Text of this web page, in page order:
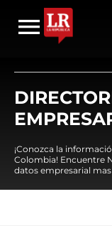
¡Conozca la
Colombia! Encuentre
datos empresarial